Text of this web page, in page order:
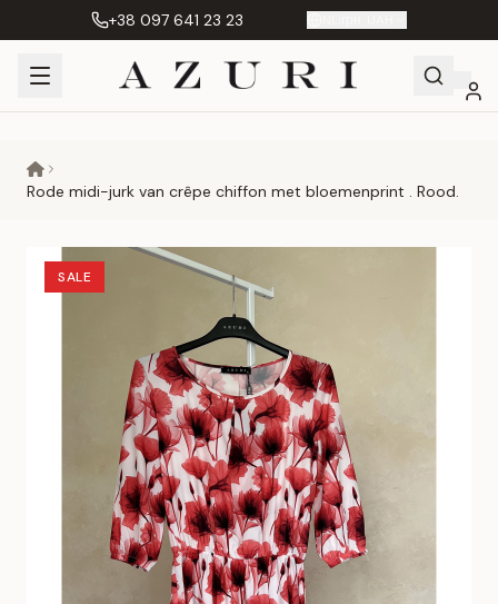
+38 097 641 23 23
Rode midi-jurk van crêpe chiffon met bloemenprint . Rood.
SALE